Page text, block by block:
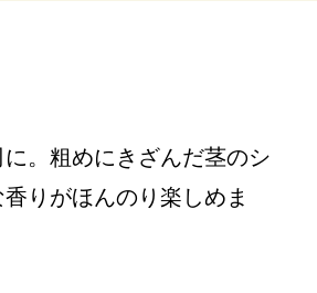
。粗めにきざんだ茎のシ
りがほんのり楽しめま